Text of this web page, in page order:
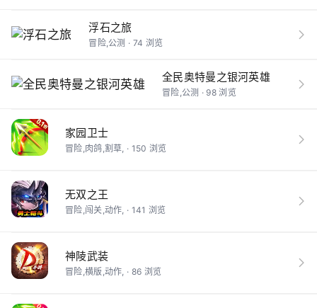
浮石之旅
冒险,公测 · 74 浏览
全民奥特曼之银河英雄
冒险,公测 · 98 浏览
家园卫士
冒险,肉鸽,割草, · 150 浏览
无双之王
冒险,闯关,动作, · 141 浏览
神陵武装
冒险,横版,动作, · 86 浏览